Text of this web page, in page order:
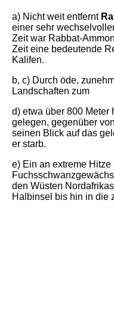
a) Nicht weit entfernt
einer sehr
Zeit war Rabbat-
Zeit eine bedeutende
Kalifen.
b, c) Durch öde,
Landschaften zum
d) etwa über 800 Meter
gelegen, gegenüber von
seinen Blick auf das
er starb.
e) Ein an extreme
den Wüsten
Halbinsel bis hin in die